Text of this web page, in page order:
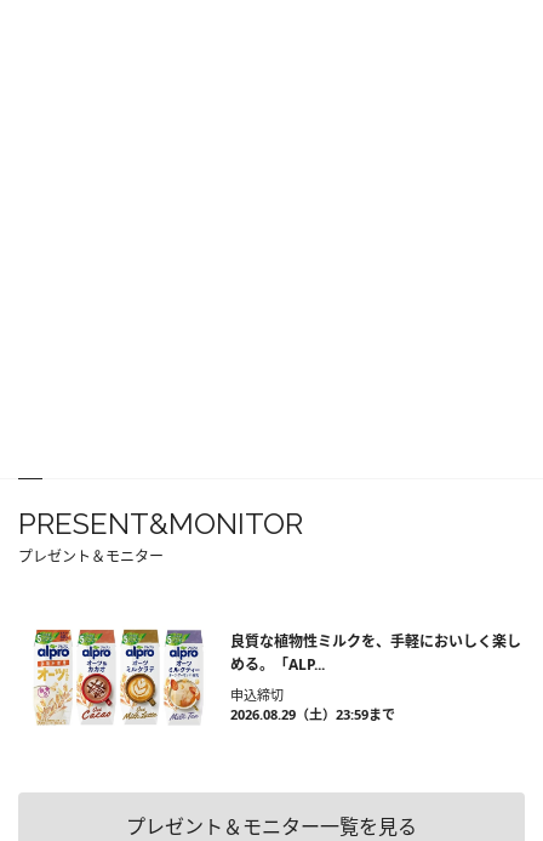
PRESENT&MONITOR
プレゼント＆モニター
良質な植物性ミルクを、手軽においしく楽し
める。「ALP...
申込締切
2026.08.29（土）23:59まで
プレゼント＆モニター一覧を見る